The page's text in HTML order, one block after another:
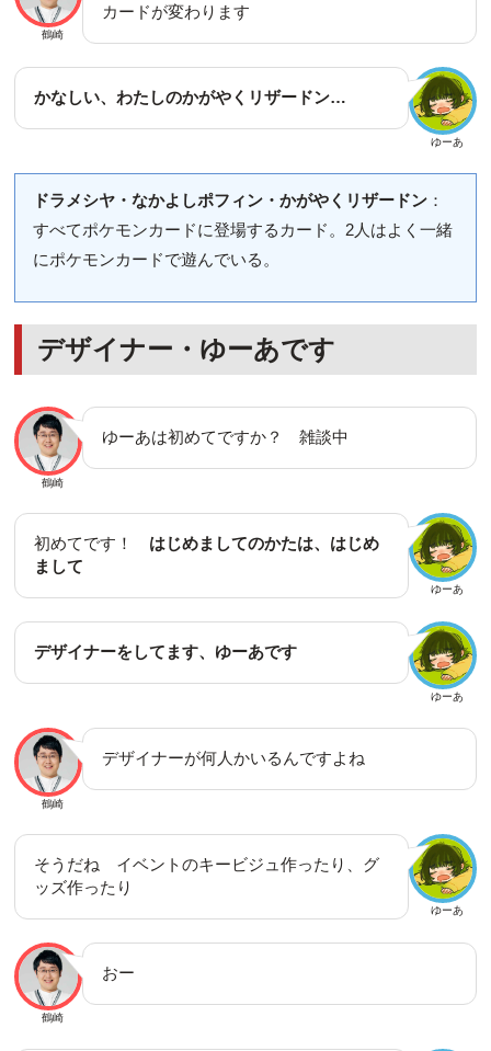
鶴崎
カードが変わります
ゆーあ
かなしい、わたしのかがやくリザードン…
ドラメシヤ・なかよしポフィン・かがやくリザードン：
すべてポケモンカードに登場するカード。2人はよく一緒
にポケモンカードで遊んでいる。
デザイナー・ゆーあです
鶴崎
ゆーあは初めてですか？ 雑談中
ゆーあ
初めてです！ はじめましてのかたは、はじめ
まして
ゆーあ
デザイナーをしてます、ゆーあです
鶴崎
デザイナーが何人かいるんですよね
ゆーあ
そうだね イベントのキービジュ作ったり、グ
ッズ作ったり
鶴崎
おー